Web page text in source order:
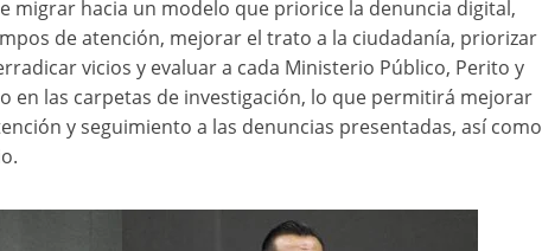
migrar hacia un modelo que priorice la denuncia digital,
de atención, mejorar el trato a la ciudadanía, priorizar
vicios y evaluar a cada Ministerio Público, Perito y
en las carpetas de investigación, lo que permitirá mejorar
y seguimiento a las denuncias presentadas, así como